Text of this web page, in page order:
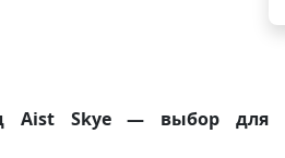
Aist Skye — выбор для